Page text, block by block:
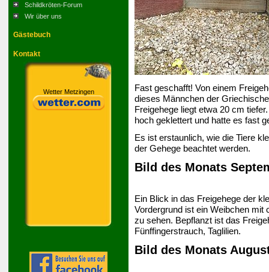
Schildkröten-Forum
Wir über uns
Gästebuch
Kontakt
Wetter Metzingen
Fast geschafft! Von einem
dieses Männchen der
Freigehege liegt etwa 20 cm
hoch geklettert und hatte es fast
Es ist erstaunlich, wie die Tiere
der Gehege beachtet werden.
Bild des Monats
Ein Blick in das Freigehege der
Vordergrund ist ein Weibchen mit
zu sehen. Bepflanzt ist das
Fünffingerstrauch, Taglilien.
Bild des Monats